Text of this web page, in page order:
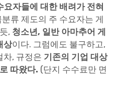
자들에 대한 배려가 전혀
류 제도의 주 수요자는 게
, 청소년, 일반 아마추어 게
상이다. 그럼에도 불구하고,
차, 규정은 기존의 기업 대상
따왔다. (단지 수수료만 면